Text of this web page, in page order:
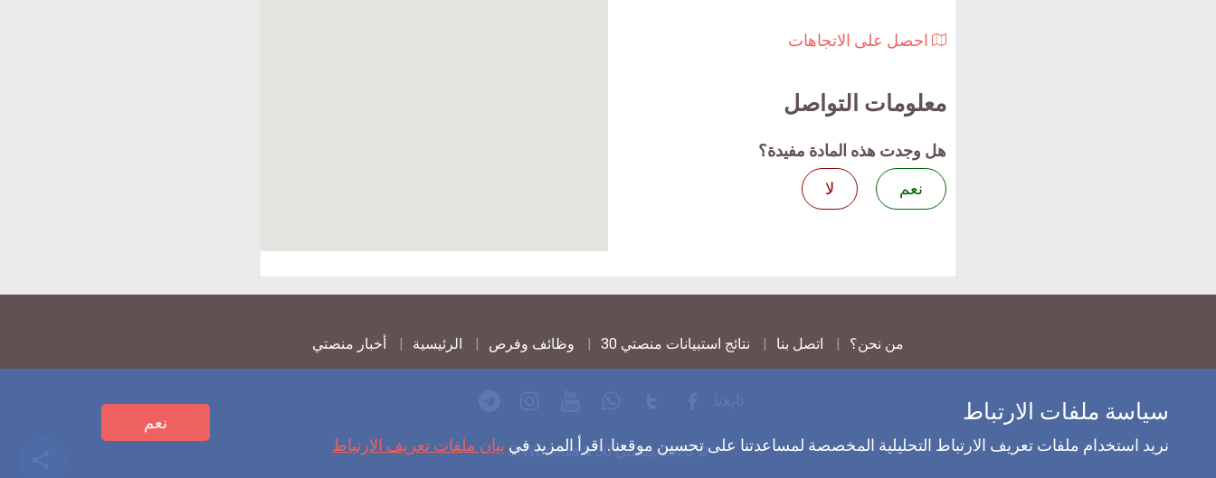
سياسة ملفات الارتباط
نريد استخدام ملفات تعريف الارتباط التحليلية المخصصة لمساعدتنا على تحسين موقعنا. اقرأ المزيد في بيان ملفات تعريف الارتباط
نعم
احصل على الاتجاهات
معلومات التواصل
هل وجدت هذه المادة مفيدة؟
نعم
لا
من نحن؟ اتصل بنا نتائج استبيانات منصتي 30 وظائف وفرص الرئيسية أخبار منصتي
© 2026 منصتي 30 & RNWmedia